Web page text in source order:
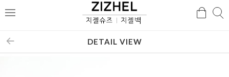
메
검
DETAIL VIEW